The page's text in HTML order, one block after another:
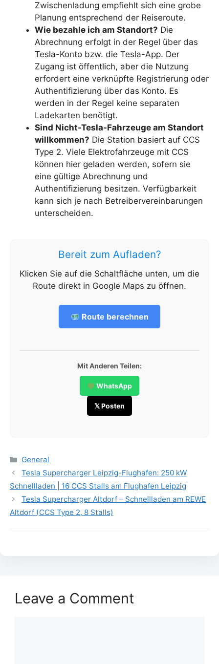
Zwischenladung empfiehlt sich eine grobe
Planung entsprechend der Reiseroute.
Wie bezahle ich am Standort? Die
Abrechnung erfolgt in der Regel über das
Tesla-Konto bzw. die Tesla-App. Der
Zugang ist öffentlich, aber die Nutzung
erfordert eine verknüpfte Registrierung oder
Authentifizierung über das Konto. Es
werden in der Regel keine separaten
Ladekarten benötigt.
Sind Nicht-Tesla-Fahrzeuge am Standort
willkommen? Die Station basiert auf CCS
Type 2. Viele Elektrofahrzeuge mit CCS
können hier geladen werden, sofern sie
eine gültige Abrechnung und
Authentifizierung besitzen. Verfügbarkeit
kann sich je nach Betreibervereinbarungen
unterscheiden.
Bereit zum Aufladen?
Klicken Sie auf die Schaltfläche unten, um die
Route direkt in Google Maps zu öffnen.
Route berechnen
Mit Anderen Teilen:
WhatsApp
𝕏 Posten
Categories
General
Tesla Supercharger Leipzig-Flughafen: 250 kW
Schnellladen | 16 CCS Stalls am Flughafen Leipzig
Tesla Supercharger Altdorf – Schnellladen am REWE
Altdorf (CCS Type 2, 8 Stalls)
Leave a Comment